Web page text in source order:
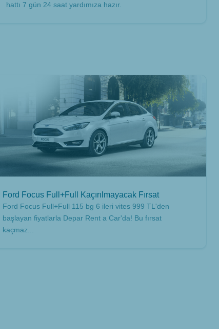
hattı 7 gün 24 saat yardımıza hazır.
Ford Focus Full+Full Kaçırılmayacak Fırsat
Ford Focus Full+Full 115 bg 6 ileri vites 999 TL'den
başlayan fiyatlarla Depar Rent a Car'da! Bu fırsat
kaçmaz...